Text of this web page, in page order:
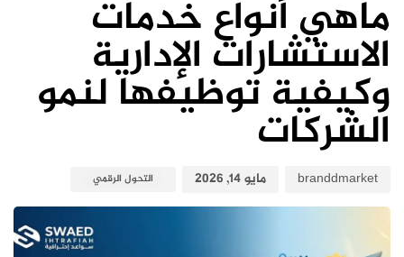
ماهي أنواع خدمات
الاستشارات الإدارية
وكيفية توظيفها لنمو
الشركات
branddmarket مايو 14, 2026 التحول الرقمي